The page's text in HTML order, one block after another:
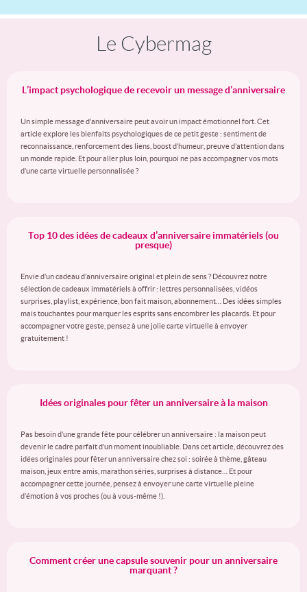
Le Cybermag
L’impact psychologique de recevoir un message d’anniversaire
Un simple message d’anniversaire peut avoir un impact émotionnel fort. Cet
article explore les bienfaits psychologiques de ce petit geste : sentiment de
reconnaissance, renforcement des liens, boost d’humeur, preuve d’attention dans
un monde rapide. Et pour aller plus loin, pourquoi ne pas accompagner vos mots
d’une carte virtuelle personnalisée ?
Top 10 des idées de cadeaux d’anniversaire immatériels (ou
presque)
Envie d’un cadeau d’anniversaire original et plein de sens ? Découvrez notre
sélection de cadeaux immatériels à offrir : lettres personnalisées, vidéos
surprises, playlist, expérience, bon fait maison, abonnement… Des idées simples
mais touchantes pour marquer les esprits sans encombrer les placards. Et pour
accompagner votre geste, pensez à une jolie carte virtuelle à envoyer
gratuitement !
Idées originales pour fêter un anniversaire à la maison
Pas besoin d’une grande fête pour célébrer un anniversaire : la maison peut
devenir le cadre parfait d’un moment inoubliable. Dans cet article, découvrez des
idées originales pour fêter un anniversaire chez soi : soirée à thème, gâteau
maison, jeux entre amis, marathon séries, surprises à distance… Et pour
accompagner cette journée, pensez à envoyer une carte virtuelle pleine
d’émotion à vos proches (ou à vous-même !).
Comment créer une capsule souvenir pour un anniversaire
marquant ?